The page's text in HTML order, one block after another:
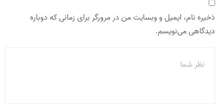
ذخیره نام، ایمیل و وبسایت من در مرورگر برای زمانی که دوباره
دیدگاهی می‌نویسم.